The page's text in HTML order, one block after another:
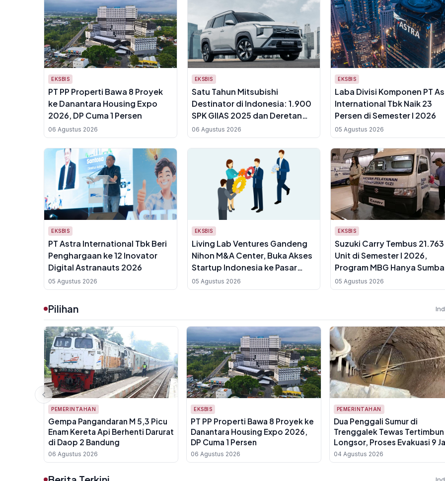
EKSBIS
PT PP Properti Bawa 8 Proyek
ke Danantara Housing Expo
2026, DP Cuma 1 Persen
06 Agustus 2026
EKSBIS
Satu Tahun Mitsubishi
Destinator di Indonesia: 1.900
SPK GIIAS 2025 dan Deretan
Gelar Car of the Year
06 Agustus 2026
EKSBIS
Laba Divisi Komponen PT
International Tbk Naik 23
Persen di Semester I 2026
05 Agustus 2026
EKSBIS
PT Astra International Tbk Beri
Penghargaan ke 12 Inovator
Digital Astranauts 2026
05 Agustus 2026
EKSBIS
Living Lab Ventures Gandeng
Nihon M&A Center, Buka Akses
Startup Indonesia ke Pasar
Jepang
05 Agustus 2026
EKSBIS
Suzuki Carry Tembus 21.763
Unit di Semester I 2026,
Program MBG Hanya
10 Persen Retail
05 Agustus 2026
Pilihan
PEMERINTAHAN
Gempa Pangandaran M 5,3 Picu
Enam Kereta Api Berhenti Darurat
di Daop 2 Bandung
06 Agustus 2026
EKSBIS
PT PP Properti Bawa 8 Proyek ke
Danantara Housing Expo 2026,
DP Cuma 1 Persen
06 Agustus 2026
PEMERINTAHAN
Dua Penggali Sumur di
Trenggalek Tewas Tertimbun
Longsor, Proses Evakuasi 9
Berakhir Dini Hari
04 Agustus 2026